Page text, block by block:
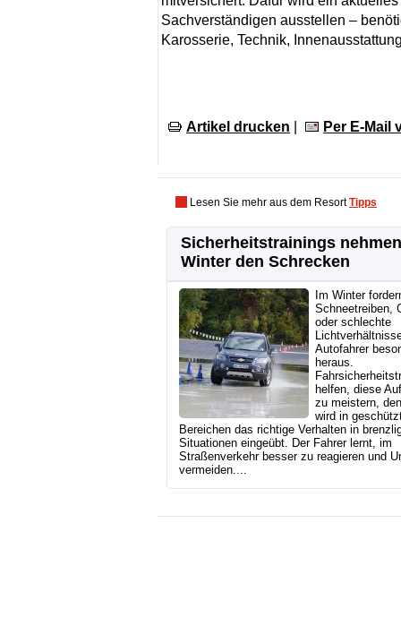
Sachverständigen ausstellen –
Karosserie, Technik,
Artikel drucken Per E-Mail
Lesen Sie mehr aus dem ResortTipps
Sicherheitstrainings
Winter den Schrecken
Im Winter
Schneetreiben,
oder schlechte
Autofahrer
heraus.
helfen, diese
zu meistern,
wird in
Bereichen das richtige Verhalten in
Situationen eingeübt. Der Fahrer lernt, im
Straßenverkehr besser zu reagieren und
vermeiden....